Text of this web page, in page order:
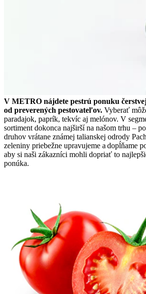
V METRO nájdete pestrú ponuku
od preverených pestovateľov. Vyberať
paradajok, paprík, tekvíc aj melónov. V
sortiment dokonca najširší na našom trhu –
druhov vrátane známej talianskej odrody
zeleniny priebežne upravujeme a dopĺňame
aby si naši zákazníci mohli dopriať to
ponúka.